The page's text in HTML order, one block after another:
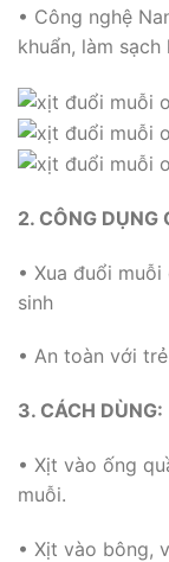
• Công nghệ
khuẩn, làm sạch
2. CÔNG DỤNG
• Xua đuổi
sinh
• An toàn với
3. CÁCH DÙNG:
• Xịt vào ống
muỗi.
• Xịt vào bông,